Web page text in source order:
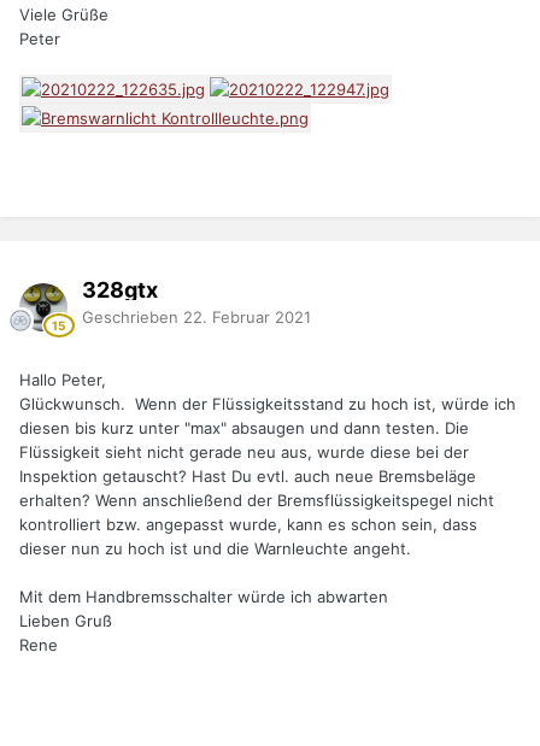
Viele Grüße
Peter
328gtx
Geschrieben 22. Februar 2021
Hallo Peter,
Glückwunsch. Wenn der Flüssigkeitsstand zu hoch ist, würde ich
diesen bis kurz unter "max" absaugen und dann testen. Die
Flüssigkeit sieht nicht gerade neu aus, wurde diese bei der
Inspektion getauscht? Hast Du evtl. auch neue Bremsbeläge
erhalten? Wenn anschließend der Bremsflüssigkeitspegel nicht
kontrolliert bzw. angepasst wurde, kann es schon sein, dass
dieser nun zu hoch ist und die Warnleuchte angeht.
Mit dem Handbremsschalter würde ich abwarten
Lieben Gruß
Rene